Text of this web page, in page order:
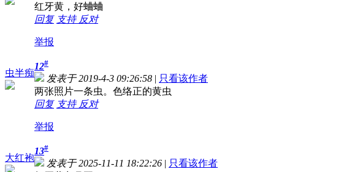
红牙黄，好蛐蛐
回复 支持 反对
举报
虫半痴
12#
发表于 2019-4-3 09:26:58 | 只看该作者
两张照片一条虫。色络正的黄虫
回复 支持 反对
举报
大红袍
13#
发表于 2025-11-11 18:22:26 | 只看该作者